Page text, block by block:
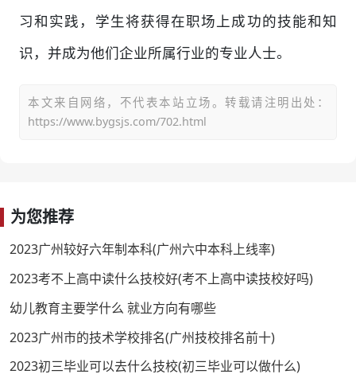
习和实践，学生将获得在职场上成功的技能和知
识，并成为他们企业所属行业的专业人士。
本文来自网络，不代表本站立场。转载请注明出处：
https://www.bygsjs.com/702.html
为您推荐
2023广州较好六年制本科(广州六中本科上线率)
2023考不上高中读什么技校好(考不上高中读技校好吗)
幼儿教育主要学什么 就业方向有哪些
2023广州市的技术学校排名(广州技校排名前十)
2023初三毕业可以去什么技校(初三毕业可以做什么)